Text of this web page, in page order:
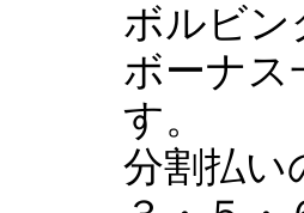
ボルビン
ボーナス
す。
分割払い